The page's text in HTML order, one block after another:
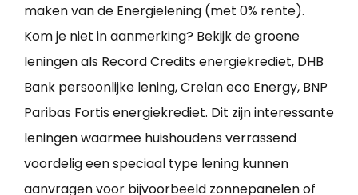
maken van de Energielening (met 0% rente).
Kom je niet in aanmerking? Bekijk de groene
leningen als Record Credits energiekrediet, DHB
Bank persoonlijke lening, Crelan eco Energy, BNP
Paribas Fortis energiekrediet. Dit zijn interessante
leningen waarmee huishoudens verrassend
voordelig een speciaal type lening kunnen
aanvragen voor bijvoorbeeld zonnepanelen of